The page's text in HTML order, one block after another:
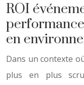
ROI
en
Dans un contexte
plus en plus